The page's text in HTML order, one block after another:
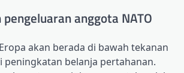
anggota NATO
akan berada di bawah tekanan
peningkatan belanja pertahanan.